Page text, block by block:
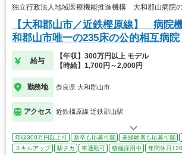
独立行政法人地域医療機能推進機構 大和郡山病院
【大和郡山市／近鉄樫原線】 病院
和郡山市唯一の235床の公的相互病院
給与
【年収】300万円以上 モデル
【時給】1,700円～2,000円
勤務地 奈良県 大和郡山市
アクセス 近鉄橿原線 近鉄郡山駅
年収300万円以上可 新卒も応募可能 未経験者も応募可能
スキルアップ
駅チカ 車通勤可 積極採用中 年間休日